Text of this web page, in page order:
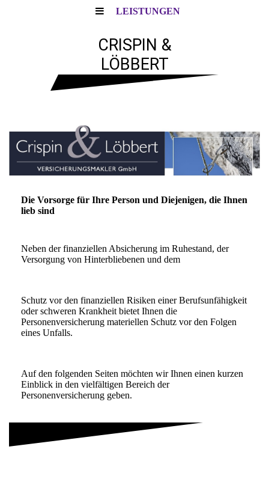
LEISTUNGEN
CRISPIN &
LÖBBERT
Die Vorsorge für Ihre Person und Diejenigen, die Ihnen
lieb sind
Neben der finanziellen Absicherung im Ruhestand, der
Versorgung von Hinterbliebenen und dem
Schutz vor den finanziellen Risiken einer Berufsunfähigkeit
oder schweren Krankheit bietet Ihnen die
Personenversicherung materiellen Schutz vor den Folgen
eines Unfalls.
Auf den folgenden Seiten möchten wir Ihnen einen kurzen
Einblick in den vielfältigen Bereich der
Personenversicherung geben.